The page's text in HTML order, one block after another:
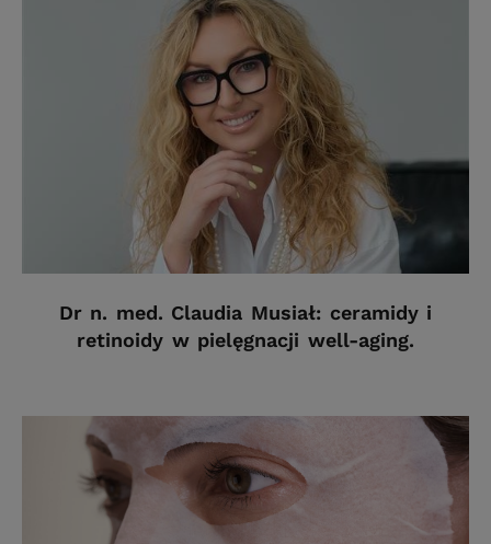
Dr n. med. Claudia Musiał: ceramidy i
retinoidy w pielęgnacji well-aging.